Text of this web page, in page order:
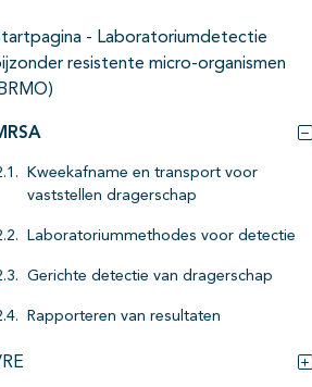
- Laboratoriumdetectie
resistente micro-organismen
Kweekafname en transport voor
vaststellen dragerschap
Laboratoriummethodes voor detectie
Gerichte detectie van dragerschap
Rapporteren van resultaten